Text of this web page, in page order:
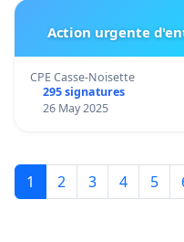
Action urgente
CPE Casse-Noisette
295 signatures
26 May 2025
1 2 3 4 5